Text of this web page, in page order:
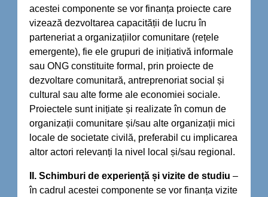
acestei componente se vor finanța proiecte care
vizează dezvoltarea capacității de lucru în
parteneriat a organizațiilor comunitare (rețele
emergente), fie ele grupuri de inițiativă informale
sau ONG constituite formal, prin proiecte de
dezvoltare comunitară, antreprenoriat social și
cultural sau alte forme ale economiei sociale.
Proiectele sunt inițiate și realizate în comun de
organizații comunitare și/sau alte organizații mici
locale de societate civilă, preferabil cu implicarea
altor actori relevanți la nivel local și/sau regional.
II. Schimburi de experiență și vizite de studiu –
în cadrul acestei componente se vor finanța vizite